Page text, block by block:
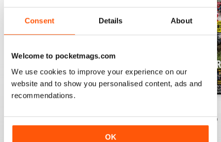
Consent Details About
Welcome to pocketmags.com
We use cookies to improve your experience on our
website and to show you personalised content, ads and
recommendations.
OK
Acquista per€7,99
Acquista per€7,99
Al carrello
Acquista per€7,99